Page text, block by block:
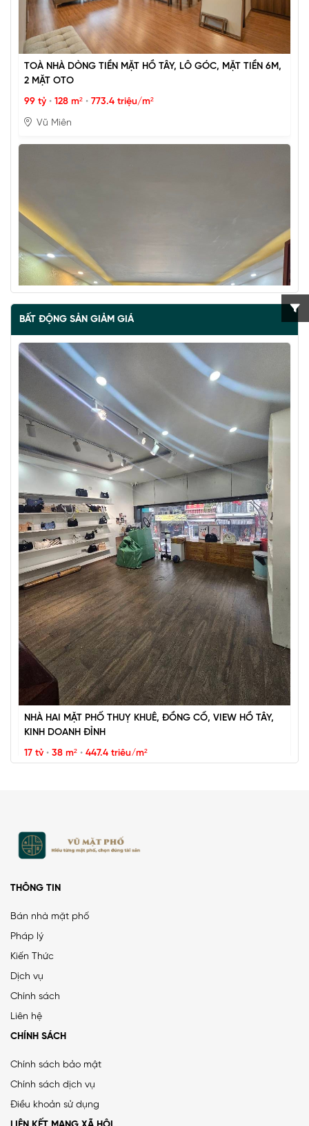
TOÀ NHÀ DÒNG TIỀN MẶT HỒ TÂY, LÔ GÓC, MẶT TIỀN 6M,
2 MẶT OTO
99 tỷ • 128 m² • 773.4 triệu/m²
Vũ Miên
BÁN ĐẢO VŨ MIÊN, SIÊU PHẨM MẶT HỒ TÂY, 2 THOÁNG,
NHÀ DÂN XÂY
67 tỷ•57 m²•1.2 tỷ/m²
Vũ Miên
PHÂN LÔ LẠC TRUNG 2 Ô TÔ DỪNG ĐỖ, VỈA HÈ, DÂN XÂY
Lạc Trung
BẤT ĐỘNG SẢN GIẢM GIÁ
NHÀ HAI MẶT PHỐ THUỴ KHUÊ, ĐỒNG CỔ, VIEW HỒ TÂY,
KINH DOANH ĐỈNH
17 tỷ • 38 m² • 447.4 triệu/m²
MẶT ĐƯỜNG VÀNH ĐAI 1, LÔ GÓC, MẶT TIỀN 8.8M, ĐƯỜNG
THÔNG TIN
Bán nhà mặt phố
Pháp lý
Kiến Thức
Dịch vụ
Chính sách
Liên hệ
CHÍNH SÁCH
Chính sách bảo mật
Chính sách dịch vụ
Điều khoản sử dụng